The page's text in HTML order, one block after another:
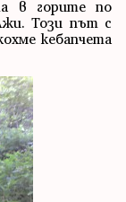
в горите по
Този път с
кебапчета